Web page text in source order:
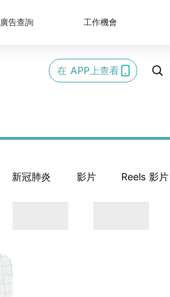
廣告查詢 工作機會
在 APP上查看
新冠肺炎 影片 Reels 影片